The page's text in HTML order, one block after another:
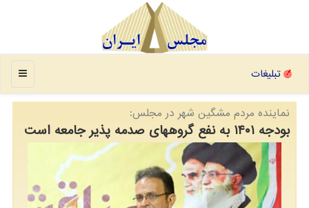
منو تبلیغات
نماینده مردم مشگین شهر در مجلس:
بودجه ۱۴۰۱ به نفع گروههای صدمه پذیر جامعه است